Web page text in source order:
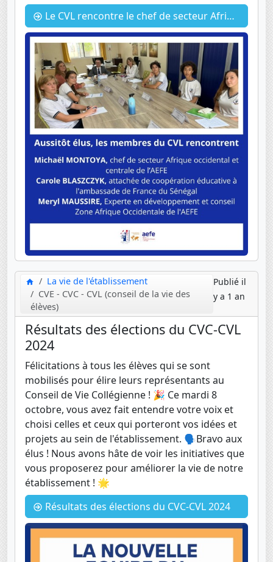
Le CVL rencontre le chef de secteur Afrique de l’Ouest et centrale de l’AEFE.
La vie de l'établissement
CVE - CVC - CVL (conseil de la vie des
élèves)
Publié il
y a 1 an
Résultats des élections du CVC-CVL
2024
Félicitations à tous les élèves qui se sont
mobilisés pour élire leurs représentants au
Conseil de Vie Collégienne ! 🎉 Ce mardi 8
octobre, vous avez fait entendre votre voix et
choisi celles et ceux qui porteront vos idées et
projets au sein de l'établissement. 🗣️Bravo aux
élus ! Nous avons hâte de voir les initiatives que
vous proposerez pour améliorer la vie de notre
établissement ! 🌟
Résultats des élections du CVC-CVL 2024